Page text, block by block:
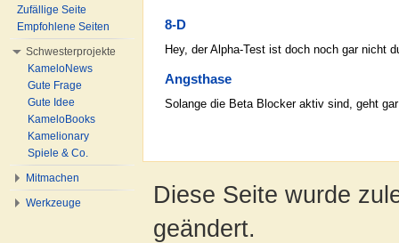
8-D
Hey, der Alpha-Test ist doch noch gar nicht
Angsthase
Solange die Beta Blocker aktiv sind, geht
Zufällige Seite
Empfohlene Seiten
Schwesterprojekte
KameloNews
Gute Frage
Gute Idee
KameloBooks
Kamelionary
Spiele & Co.
Mitmachen
Werkzeuge
Diese Seite wurde
geändert.